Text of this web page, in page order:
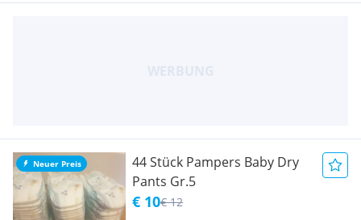
Neuer Preis
44 Stück Pampers Baby Dry
Pants Gr.5
€ 10€ 12